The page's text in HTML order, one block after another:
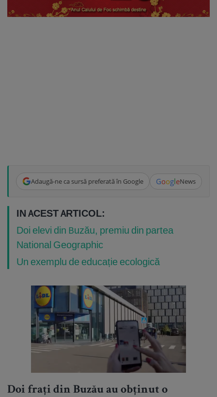
Adaugă-ne ca sursă preferată în Google GoogleNews
IN ACEST ARTICOL:
Doi elevi din Buzău, premiu din partea
National Geographic
Un exemplu de educație ecologică
Doi frați din Buzău au obținut o